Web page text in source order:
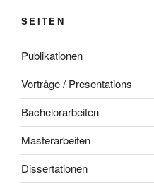
SEITEN
Publikationen
Vorträge / Presentations
Bachelorarbeiten
Masterarbeiten
Dissertationen